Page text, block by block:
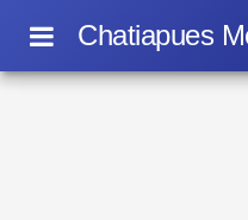
Chatiapues